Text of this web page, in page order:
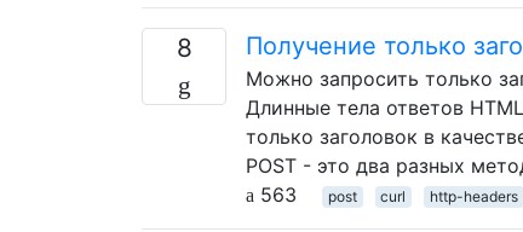
8 Получение только
Можно запросить только
Длинные тела ответов
только заголовок в
POST - это два разных
563
post curl http-headers